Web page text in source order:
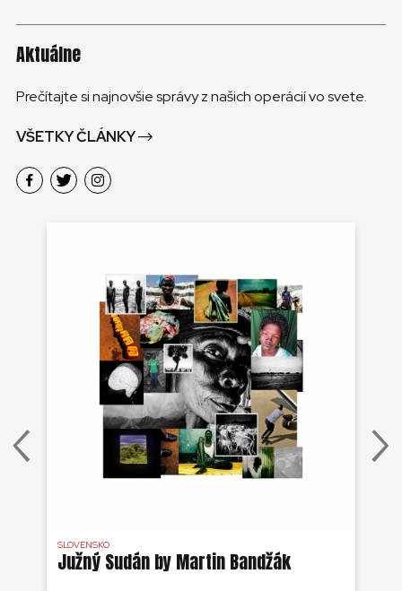
Aktuálne
Prečítajte si najnovšie správy z našich operácií vo svete.
VŠETKY ČLÁNKY
SLOVENSKO
Južný Sudán by Martin Bandžák